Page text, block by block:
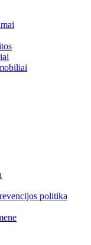
politika